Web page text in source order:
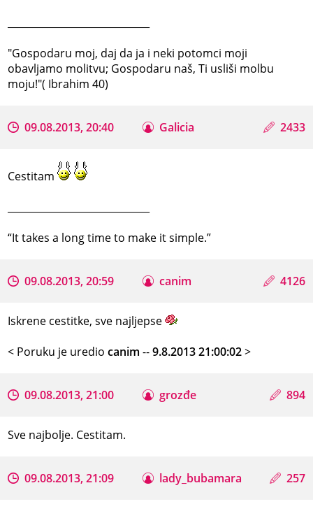
"Gospodaru moj, daj da ja i neki potomci moji
obavljamo molitvu; Gospodaru naš, Ti usliši molbu
moju!"( Ibrahim 40)
09.08.2013, 20:40 Galicia 2433
Cestitam
“It takes a long time to make it simple.”
09.08.2013, 20:59 canim 4126
Iskrene cestitke, sve najljepse
< Poruku je urediocanim --9.8.2013 21:00:02>
09.08.2013, 21:00 grozđe 894
Sve najbolje. Cestitam.
09.08.2013, 21:09 lady_bubamara 257